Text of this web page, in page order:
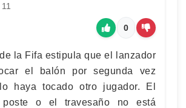
0
la Fifa estipula que el lanzador
el balón por segunda vez
haya tocado otro jugador. El
o el travesaño no está